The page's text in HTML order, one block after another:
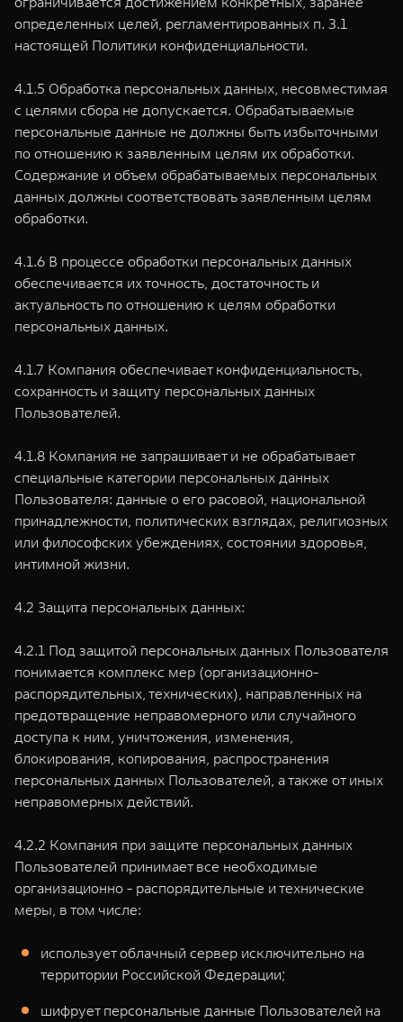
определенных целей, регламентированных п. 3.1
настоящей Политики конфиденциальности.
4.1.5 Обработка персональных данных, несовместимая
с целями сбора не допускается. Обрабатываемые
персональные данные не должны быть избыточными
по отношению к заявленным целям их обработки.
Содержание и объем обрабатываемых персональных
данных должны соответствовать заявленным целям
обработки.
4.1.6 В процессе обработки персональных данных
обеспечивается их точность, достаточность и
актуальность по отношению к целям обработки
персональных данных.
4.1.7 Компания обеспечивает конфиденциальность,
сохранность и защиту персональных данных
Пользователей.
4.1.8 Компания не запрашивает и не обрабатывает
специальные категории персональных данных
Пользователя: данные о его расовой, национальной
принадлежности, политических взглядах, религиозных
или философских убеждениях, состоянии здоровья,
интимной жизни.
4.2 Защита персональных данных:
4.2.1 Под защитой персональных данных Пользователя
понимается комплекс мер (организационно-
распорядительных, технических), направленных на
предотвращение неправомерного или случайного
доступа к ним, уничтожения, изменения,
блокирования, копирования, распространения
персональных данных Пользователей, а также от иных
неправомерных действий.
4.2.2 Компания при защите персональных данных
Пользователей принимает все необходимые
организационно - распорядительные и технические
меры, в том числе:
использует облачный сервер исключительно на
территории Российской Федерации;
шифрует персональные данные Пользователей на